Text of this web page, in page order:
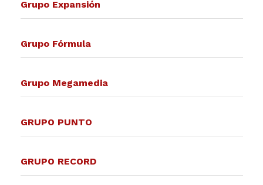
Grupo Expansión
Grupo Fórmula
Grupo Megamedia
GRUPO PUNTO
GRUPO RECORD